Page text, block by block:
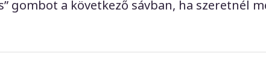
gombot a következő sávban, ha szeretnél